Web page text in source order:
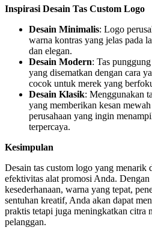
Inspirasi Desain Tas Custom Logo
Desain Minimalis: Logo
warna kontras yang jelas pada
dan elegan.
Desain Modern: Tas
yang disematkan dengan cara
cocok untuk merek yang
Desain Klasik: Menggunakan
yang memberikan kesan
perusahaan yang ingin
terpercaya.
Kesimpulan
Desain tas custom logo yang menarik
efektivitas alat promosi Anda.
kesederhanaan, warna yang tepat,
sentuhan kreatif, Anda akan dapat
praktis tetapi juga meningkatkan citra
pelanggan.